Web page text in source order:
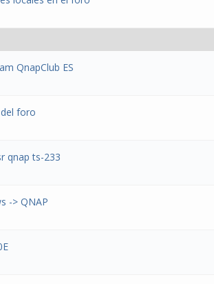
QnapClub ES
foro
qnap ts-233
-> QNAP